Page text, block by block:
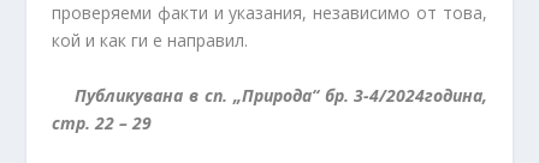
проверяеми факти и указания, независимо от това,
кой и как ги е направил.
Публикувана в сп. „Природа“ бр. 3-4/2024година,
стр. 22 – 29